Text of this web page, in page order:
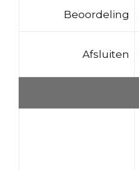
Beoordeling
Afsluiten